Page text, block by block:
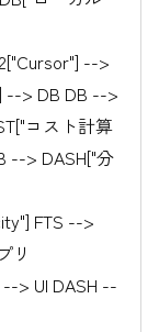
-->
--> DB DB -->
コスト計算
--> DASH["分
FTS -->
リ
> UI DASH --